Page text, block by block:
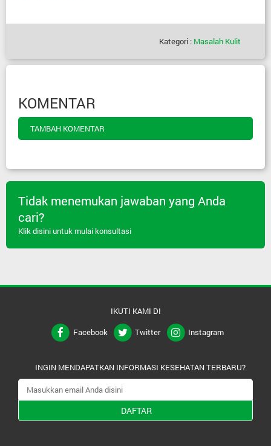
Kategori : Masalah Kulit
KOMENTAR
TAMBAH KOMENTAR
Tidak menemukan jawaban yang Anda
cari?
Klik disini untuk mulai konsultasi
IKUTI KAMI DI
Facebook
Twitter Instagram
INGIN MENDAPATKAN INFORMASI KESEHATAN TERBARU?
DAFTAR